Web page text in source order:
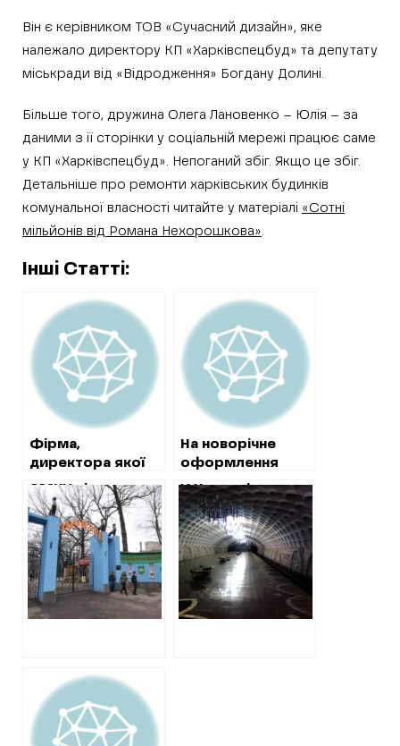
Він є керівником ТОВ «Сучасний дизайн», яке
належало директору КП «Харківспецбуд» та депутату
міськради від «Відродження» Богдану Долині.
Більше того, дружина Олега Лановенко – Юлія – за
даними з її сторінки у соціальній мережі працює саме
у КП «Харківспецбуд». Непоганий збіг. Якщо це збіг.
Детальніше про ремонти харківських будинків
комунальної власності читайте у матеріалі «Сотні
мільйонів від Романа Нехорошкова».
Інші Статті:
Фірма,
директора якої
затримували за
хабар прокурору,
без тендера
отримала підряд
від мерії Кернеса
На новорічне
оформлення
майдану Свободи
витратять понад
4 мільйони
АМКУ підозрює
двох підприємців
у змові на тендері
зоопарку в
закупівлі
морепродуктів
У Харкові
пов’язані фірми
розіграли торги
на
обслуговування
пожежної
сигналізації в
переходах метро